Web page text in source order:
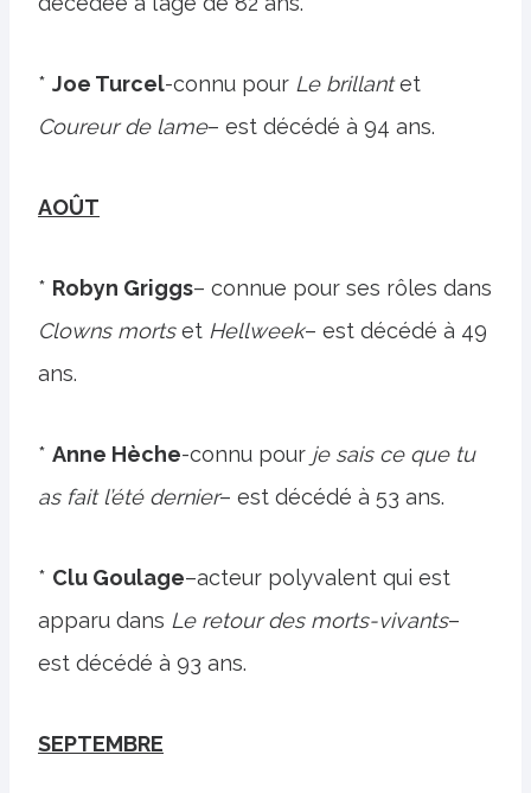
* Joe Turcel-connu pour Le brillantet
Coureur de lame– est décédé à 94 ans.
AOÛT
* Robyn Griggs– connue pour ses rôles dans
Clowns mortset Hellweek– est décédé à 49
ans.
* Anne Hèche-connu pour je sais ce que tu
as fait l’été dernier– est décédé à 53 ans.
* Clu Goulage–acteur polyvalent qui est
apparu dans Le retour des morts-vivants–
est décédé à 93 ans.
SEPTEMBRE